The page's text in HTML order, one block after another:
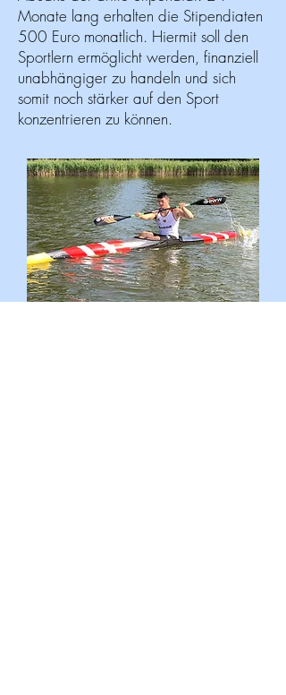
Monate lang erhalten die Stipendiaten
500 Euro monatlich. Hiermit soll den
Sportlern ermöglicht werden, finanziell
unabhängiger zu handeln und sich
somit noch stärker auf den Sport
konzentrieren zu können.